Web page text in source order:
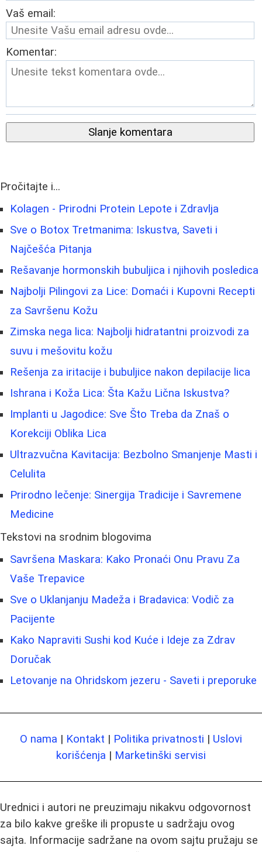
Vaš email:
Komentar:
Slanje komentara
Pročitajte i...
Kolagen - Prirodni Protein Lepote i Zdravlja
Sve o Botox Tretmanima: Iskustva, Saveti i
Najčešća Pitanja
Rešavanje hormonskih bubuljica i njihovih posledica
Najbolji Pilingovi za Lice: Domaći i Kupovni Recepti
za Savršenu Kožu
Zimska nega lica: Najbolji hidratantni proizvodi za
suvu i mešovitu kožu
Rešenja za iritacije i bubuljice nakon depilacije lica
Ishrana i Koža Lica: Šta Kažu Lična Iskustva?
Implanti u Jagodice: Sve Što Treba da Znaš o
Korekciji Oblika Lica
Ultrazvučna Kavitacija: Bezbolno Smanjenje Masti i
Celulita
Prirodno lečenje: Sinergija Tradicije i Savremene
Medicine
Tekstovi na srodnim blogovima
Savršena Maskara: Kako Pronaći Onu Pravu Za
Vaše Trepavice
Sve o Uklanjanju Madeža i Bradavica: Vodič za
Pacijente
Kako Napraviti Sushi kod Kuće i Ideje za Zdrav
Doručak
Letovanje na Ohridskom jezeru - Saveti i preporuke
O nama | Kontakt | Politika privatnosti | Uslovi
korišćenja | Marketinški servisi
Urednici i autori ne preuzimaju nikakvu odgovornost
za bilo kakve greške ili propuste u sadržaju ovog
sajta. Informacije sadržane na ovom sajtu pružaju se